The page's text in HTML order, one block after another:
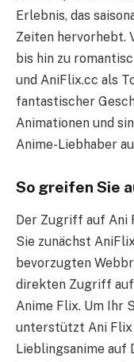
Erlebnis, das
Zeiten hervorhebt.
bis hin zu
und AniFlix.cc als
fantastischer
Animationen und
Anime-Liebhaber
So greifen Sie
Der Zugriff auf Ani
Sie zunächst
bevorzugten
direkten Zugriff
Anime Flix. Um Ihr
unterstützt Ani Flix
Lieblingsanime auf